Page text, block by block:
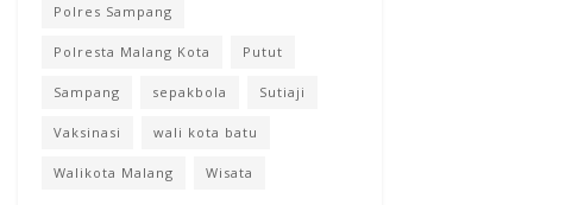
Polres Sampang
Polresta Malang Kota Putut
Sampang sepakbola Sutiaji
Vaksinasi wali kota batu
Walikota Malang Wisata